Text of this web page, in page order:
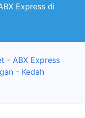
Express di
- ABX Express
- Kedah